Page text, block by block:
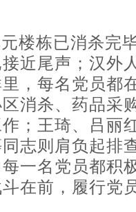
楼栋已消杀完
近尾声；汉外
，每名党员都
消杀、药品采
；王琦、吕丽
志则肩负起排
一名党员都积
在前，履行党